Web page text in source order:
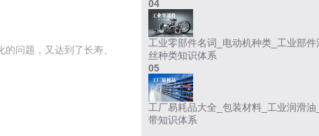
问题，又达到了长寿、
04
工业零部件名词_电动机种类_工业部
丝种类知识体系
05
工厂易耗品大全_包装材料_工业润滑
带知识体系